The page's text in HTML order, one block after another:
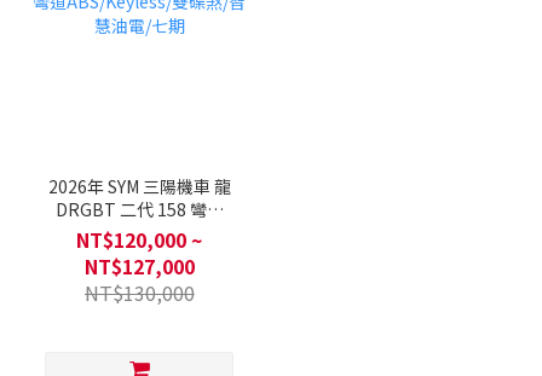
2026年 SYM 三陽機車 龍
DRGBT 二代 158 彎道
TCS/彎道ABS/Keyless/雙
碟煞/智慧油電/七期
NT$120,000 ~
NT$127,000
NT$130,000